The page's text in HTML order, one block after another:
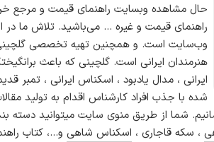
حال مشاهده وبسایت راهنمای قیمت و مرجع
راهنمای قیمت و غیره ... می‌باشید. تلاش ما در
وب‌سایت است. و همچنین تهیه تخصصی گلچینی
هنرمندان ایرانی است. گلچینی که باعث
ایرانی ، مدال یادبود ، اسکناس ایرانی ،
شده با جذب افراد کارشناس اقدام به تولید
شما از طریق منوی سایت میتوانید دسته
، سکه قاجاری ، اسکناس شاهی و...، کتاب